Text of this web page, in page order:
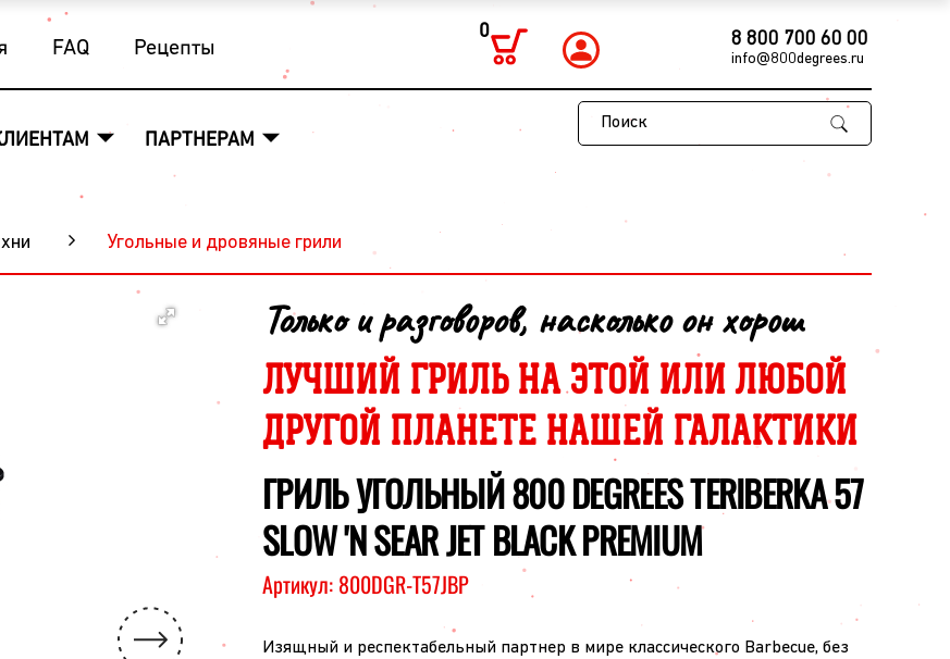
FAQ Рецепты
0 8 800 700 60 00
info@800degrees.ru
ПАРТНЕРАМ
Поиск
Угольные и дровяные грили
Только и разговоров, насколько он хорош
ЛУЧШИЙ ГРИЛЬ НА ЭТОЙ ИЛИ ЛЮБОЙ
ДРУГОЙ ПЛАНЕТЕ НАШЕЙ ГАЛАКТИКИ
ГРИЛЬ УГОЛЬНЫЙ 800 DEGREES TERIBERKA 57
SLOW 'N SEAR JET BLACK PREMIUM
Артикул: 800DGR-T57JBP
Изящный и респектабельный партнер в мире классического Barbecue, без